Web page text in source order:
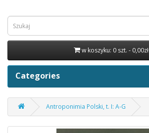
w koszyku: 0 szt. - 0,00zł
Categories
Antroponimia Polski, t. I: A-G